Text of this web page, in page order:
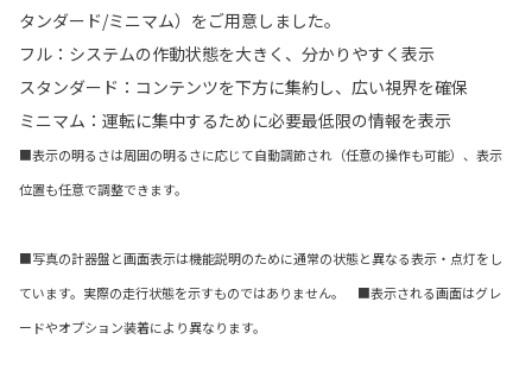
タンダード/ミニマム）をご用意しました。
フル：システムの作動状態を大きく、分かりやすく表示
スタンダード：コンテンツを下方に集約し、広い視界を確保
ミニマム：運転に集中するために必要最低限の情報を表示
■表示の明るさは周囲の明るさに応じて自動調節され（任意の操作も可能）、表示
位置も任意で調整できます。
■写真の計器盤と画面表示は機能説明のために通常の状態と異なる表示・点灯をし
ています。実際の走行状態を示すものではありません。 ■表示される画面はグレ
ードやオプション装着により異なります。